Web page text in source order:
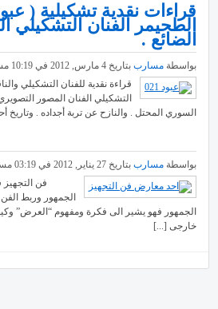
قراءات نقدية تشكيلية (
الطحيمر الفنان
الضائع .
بواسطة مسارب بتاريخ 4 مارس, 2012 في 10:19 مساء | مصنفة في
قراءة نقدية للفنان التشكيلي
التشكيلي الفنان المصور
السوري المحتل . والنازح عن تربة أجداده . وتاريخ
بواسطة مسارب بتاريخ 27 يناير, 2012 في 03:19 مساء | مصنفة في
فن التجهيز فى
الجمهور وربط الفن
الجمهور فهو يشير الى فكرة ومفهوم “العرض”
خارجى [...]